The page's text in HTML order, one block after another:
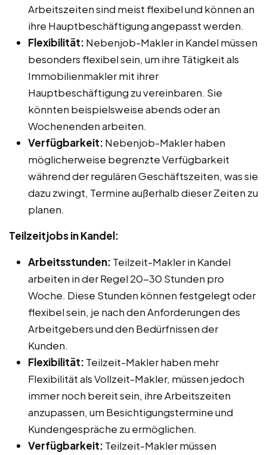
Arbeitszeiten sind meist flexibel und können an
ihre Hauptbeschäftigung angepasst werden.
Flexibilität: Nebenjob-Makler in Kandel müssen
besonders flexibel sein, um ihre Tätigkeit als
Immobilienmakler mit ihrer
Hauptbeschäftigung zu vereinbaren. Sie
könnten beispielsweise abends oder an
Wochenenden arbeiten.
Verfügbarkeit: Nebenjob-Makler haben
möglicherweise begrenzte Verfügbarkeit
während der regulären Geschäftszeiten, was sie
dazu zwingt, Termine außerhalb dieser Zeiten zu
planen.
Teilzeitjobs in Kandel:
Arbeitsstunden: Teilzeit-Makler in Kandel
arbeiten in der Regel 20-30 Stunden pro
Woche. Diese Stunden können festgelegt oder
flexibel sein, je nach den Anforderungen des
Arbeitgebers und den Bedürfnissen der
Kunden.
Flexibilität: Teilzeit-Makler haben mehr
Flexibilität als Vollzeit-Makler, müssen jedoch
immer noch bereit sein, ihre Arbeitszeiten
anzupassen, um Besichtigungstermine und
Kundengespräche zu ermöglichen.
Verfügbarkeit: Teilzeit-Makler müssen